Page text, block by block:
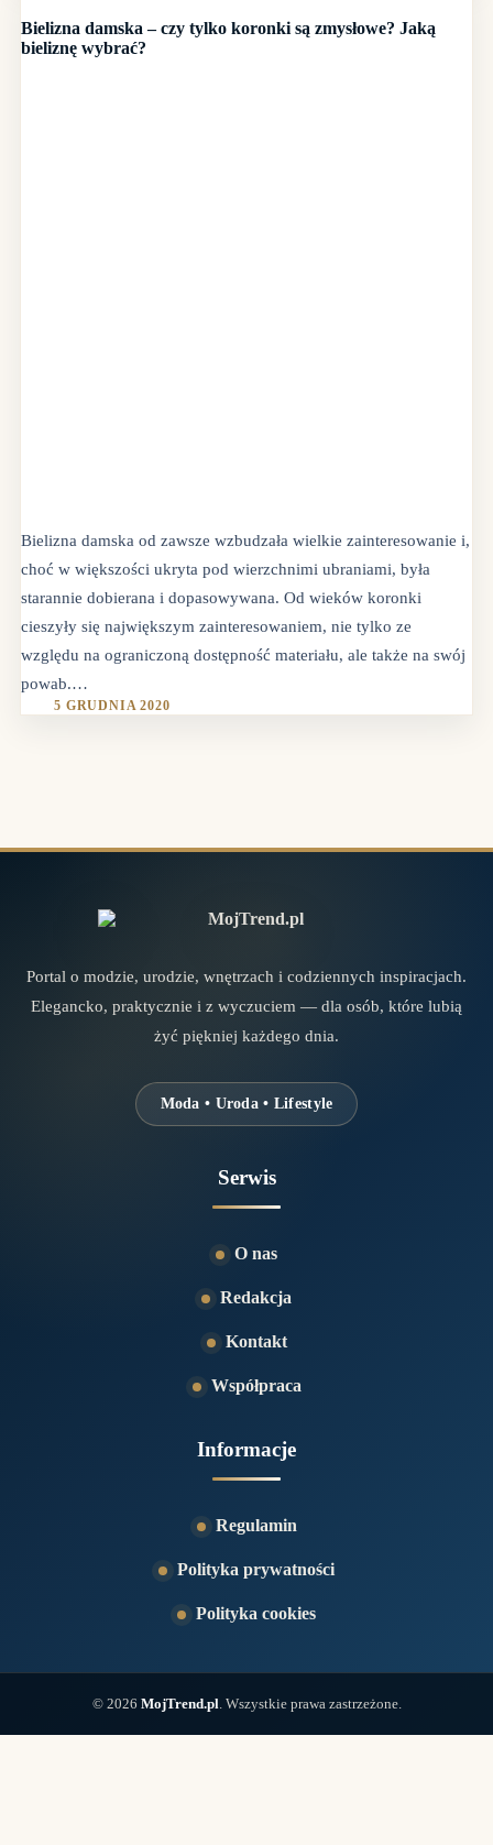
Bielizna damska – czy tylko koronki są zmysłowe? Jaką
bieliznę wybrać?
Bielizna damska od zawsze wzbudzała wielkie zainteresowanie i,
choć w większości ukryta pod wierzchnimi ubraniami, była
starannie dobierana i dopasowywana. Od wieków koronki
cieszyły się największym zainteresowaniem, nie tylko ze
względu na ograniczoną dostępność materiału, ale także na swój
powab.…
5 GRUDNIA 2020
Portal o modzie, urodzie, wnętrzach i codziennych inspiracjach.
Elegancko, praktycznie i z wyczuciem — dla osób, które lubią
żyć piękniej każdego dnia.
Moda • Uroda • Lifestyle
Serwis
O nas
Redakcja
Kontakt
Współpraca
Informacje
Regulamin
Polityka prywatności
Polityka cookies
© 2026 MojTrend.pl . Wszystkie prawa zastrzeżone.